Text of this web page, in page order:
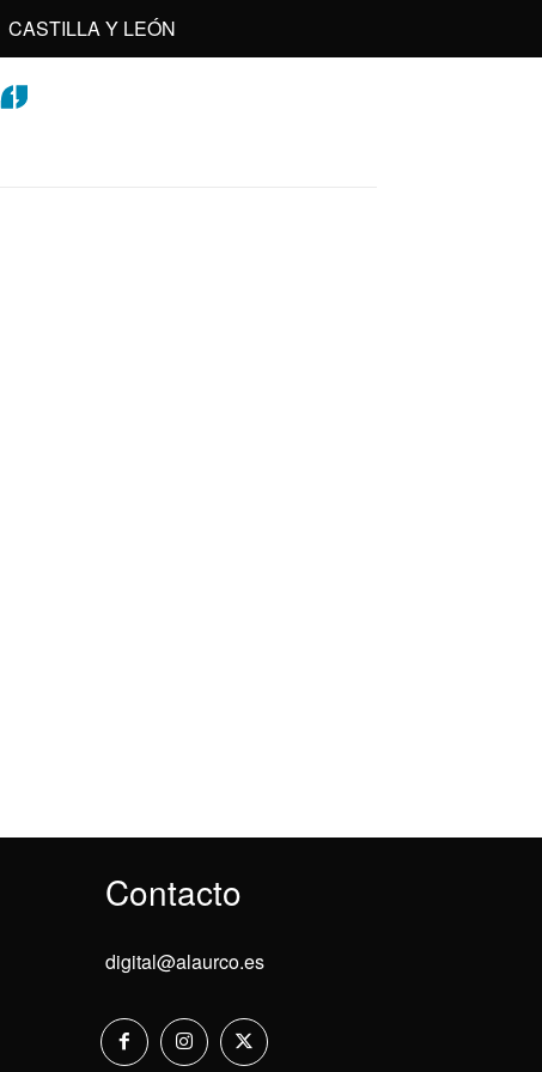
CASTILLA Y LEÓN
Contacto
digital@alaurco.es